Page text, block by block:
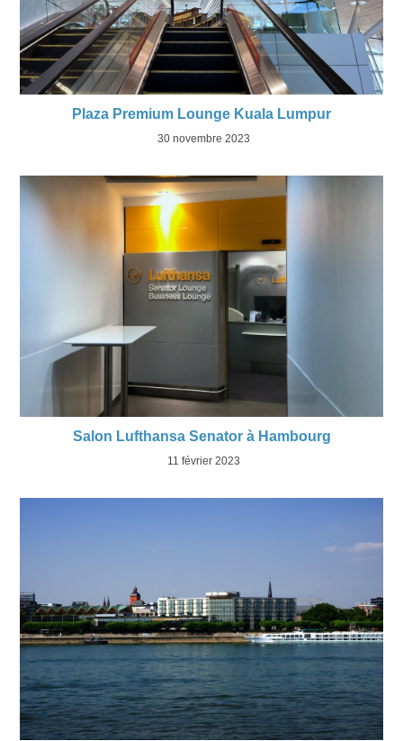
Plaza Premium Lounge Kuala Lumpur
30 novembre 2023
Salon Lufthansa Senator à Hambourg
11 février 2023